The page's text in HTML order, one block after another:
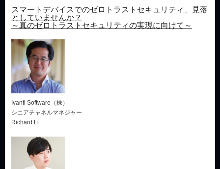
スマートデバイスでのゼロトラストセキュリティ、見落
としていませんか？
～真のゼロトラストセキュリティの実現に向けて～
Ivanti Software（株）
シニアチャネルマネジャー
Richard Li